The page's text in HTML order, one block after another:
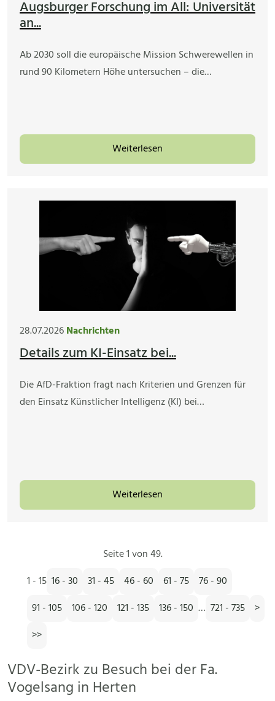
Augsburger Forschung im All: Universität
an...
Ab 2030 soll die europäische Mission Schwerewellen in
rund 90 Kilometern Höhe untersuchen – die…
Weiterlesen
28.07.2026Nachrichten
Details zum KI-Einsatz bei...
Die AfD-Fraktion fragt nach Kriterien und Grenzen für
den Einsatz Künstlicher Intelligenz (KI) bei…
Weiterlesen
Seite 1 von 49.
1 - 15 16 - 30 31 - 45 46 - 60 61 - 75
76 - 90
91 - 105
106 - 120 121 - 135 136 - 150 … 721 - 735
>
>>
VDV-Bezirk zu Besuch bei der Fa.
Vogelsang in Herten